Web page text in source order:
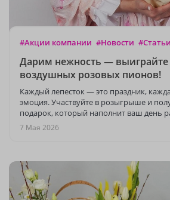
#Акции компании #Новости #Статьи
Дарим нежность — выиграйте
воздушных розовых пионов!
Каждый лепесток — это праздник,
эмоция. Участвуйте в розыгрыше и
подарок, который наполнит ваш день
7 Мая 2026